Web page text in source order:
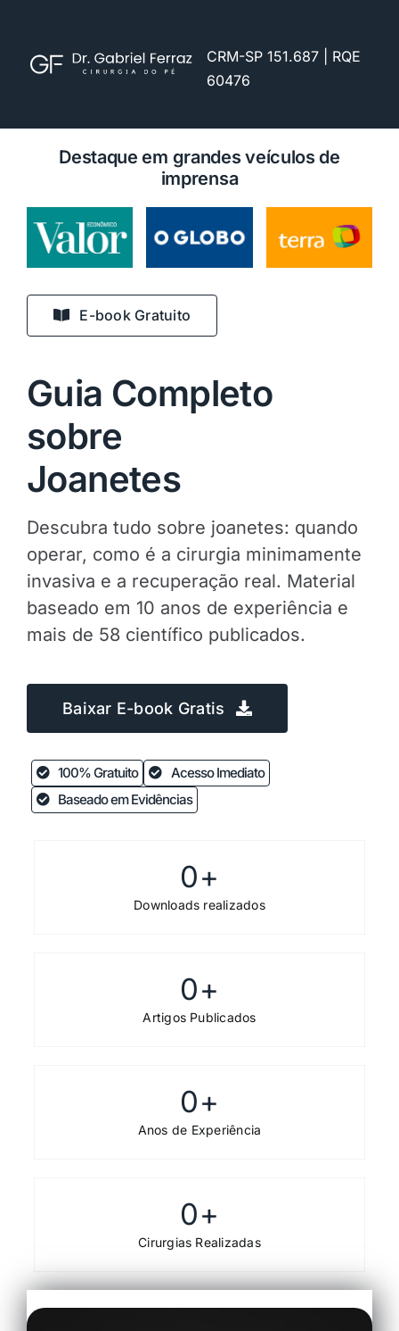
content
CRM-SP 151.687 | RQE
60476
Destaque em grandes veículos de
imprensa
E-book Gratuito
Guia Completo
sobre
Joanetes
Descubra tudo sobre joanetes: quando
operar, como é a cirurgia minimamente
invasiva e a recuperação real. Material
baseado em 10 anos de experiência e
mais de 58 científico publicados.
Baixar E-book Gratis
100% Gratuito
Acesso Imediato
Baseado em Evidências
0+
Downloads realizados
0+
Artigos Publicados
0+
Anos de Experiência
0+
Cirurgias Realizadas